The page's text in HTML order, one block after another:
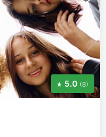
5.0 (8)